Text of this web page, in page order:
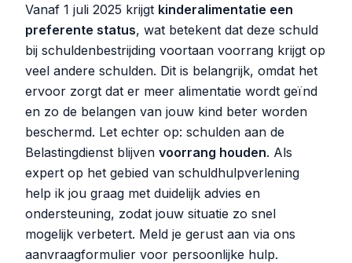
Vanaf 1 juli 2025 krijgt kinderalimentatie een
preferente status, wat betekent dat deze schuld
bij schuldenbestrijding voortaan voorrang krijgt op
veel andere schulden. Dit is belangrijk, omdat het
ervoor zorgt dat er meer alimentatie wordt geïnd
en zo de belangen van jouw kind beter worden
beschermd. Let echter op: schulden aan de
Belastingdienst blijven voorrang houden. Als
expert op het gebied van schuldhulpverlening
help ik jou graag met duidelijk advies en
ondersteuning, zodat jouw situatie zo snel
mogelijk verbetert. Meld je gerust aan via ons
aanvraagformulier voor persoonlijke hulp.